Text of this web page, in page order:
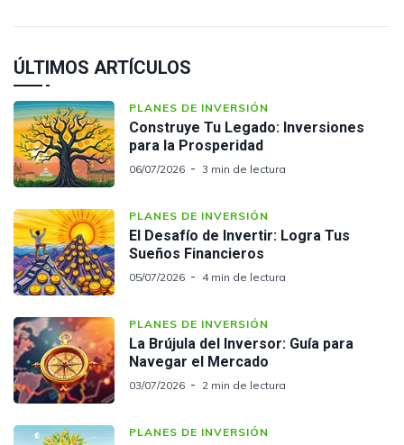
ÚLTIMOS ARTÍCULOS
PLANES DE INVERSIÓN
Construye Tu Legado: Inversiones
para la Prosperidad
06/07/2026 3 min de lectura
PLANES DE INVERSIÓN
El Desafío de Invertir: Logra Tus
Sueños Financieros
05/07/2026 4 min de lectura
PLANES DE INVERSIÓN
La Brújula del Inversor: Guía para
Navegar el Mercado
03/07/2026 2 min de lectura
PLANES DE INVERSIÓN